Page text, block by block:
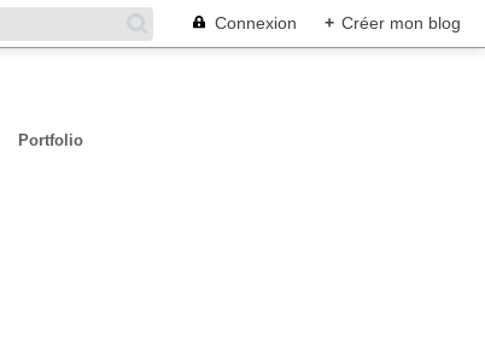
Connexion + Créer mon blog
Portfolio